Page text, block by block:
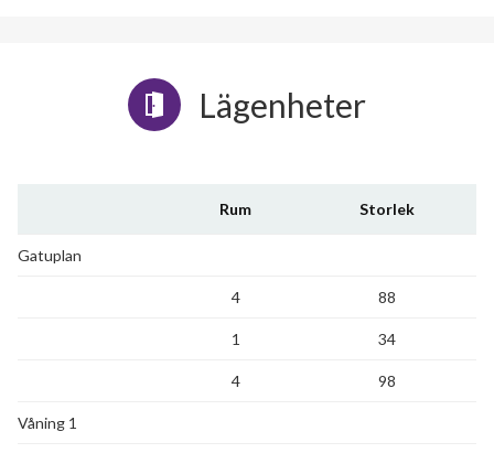
Lägenheter
Rum Storlek
Gatuplan
4 88
1 34
4 98
Våning 1